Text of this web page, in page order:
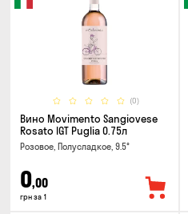
(0)
Вино Movimento Sangiovese
Rosato IGT Puglia 0.75л
Розовое, Полусладкое, 9.5°
0,00
грн за 1